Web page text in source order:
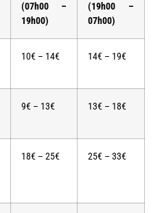
(07h00 –
19h00)
(19h00 –
07h00)
10€ – 14€ 14€ – 19€
9€ – 13€ 13€ – 18€
18€ – 25€ 25€ – 33€